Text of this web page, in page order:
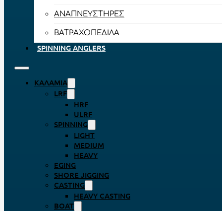
ΑΝΑΠΝΕΥΣΤΉΡΕΣ
ΒΑΤΡΑΧΟΠΈΔΙΛΑ
SPINNING ANGLERS
ΚΑΛΆΜΙΑ
LRF
HRF
ULRF
SPINNING
LIGHT
MEDIUM
HEAVY
EGING
SHORE JIGGING
CASTING
HEAVY CASTING
BOAT